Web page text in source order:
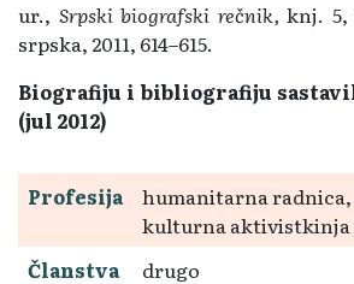
ur., Srpski biografski rečnik, knj. 5,
srpska, 2011, 614–615.
Biografiju i bibliografiju
(jul 2012)
Profesija
humanitarna
kulturna aktivistkinja
Članstva
drugo